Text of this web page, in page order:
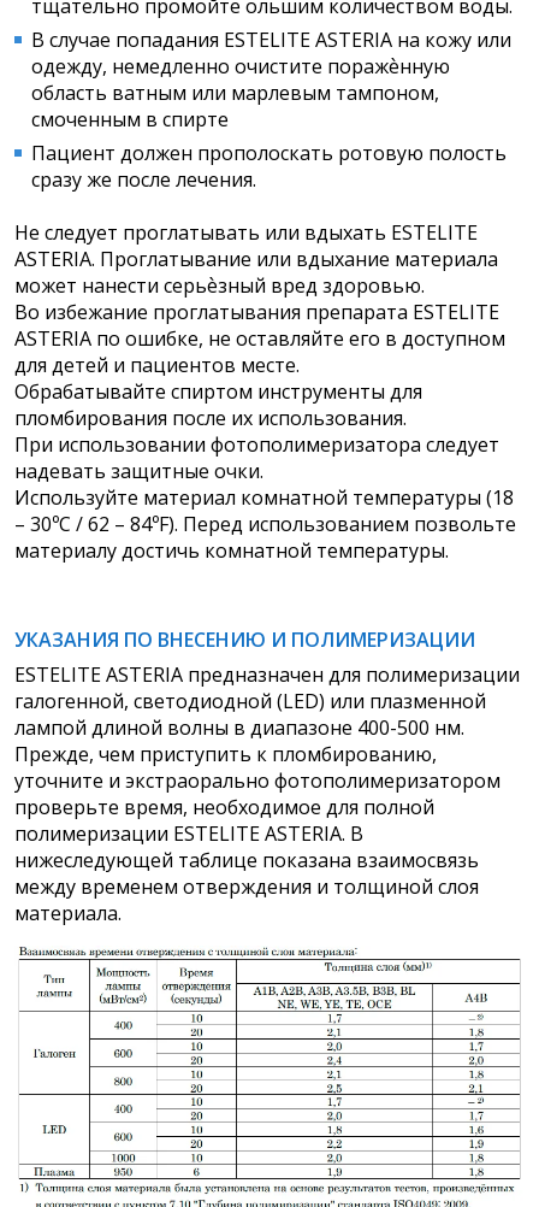
тщательно промойте ольшим количеством воды.
В случае попадания ESTELITE ASTERIA на кожу или
одежду, немедленно очистите поражѐнную
область ватным или марлевым тампоном,
смоченным в спирте
Пациент должен прополоскать ротовую полость
сразу же после лечения.
Не следует проглатывать или вдыхать ESTELITE
ASTERIA. Проглатывание или вдыхание материала
может нанести серьѐзный вред здоровью.
Во избежание проглатывания препарата ESTELITE
ASTERIA по ошибке, не оставляйте его в доступном
для детей и пациентов месте.
Обрабатывайте спиртом инструменты для
пломбирования после их использования.
При использовании фотополимеризатора следует
надевать защитные очки.
Используйте материал комнатной температуры (18
– 30ºC / 62 – 84ºF). Перед использованием позвольте
материалу достичь комнатной температуры.
УКАЗАНИЯ ПО ВНЕСЕНИЮ И ПОЛИМЕРИЗАЦИИ
ESTELITE ASTERIA предназначен для полимеризации
галогенной, светодиодной (LED) или плазменной
лампой длиной волны в диапазоне 400-500 нм.
Прежде, чем приступить к пломбированию,
уточните и экстраорально фотополимеризатором
проверьте время, необходимое для полной
полимеризации ESTELITE ASTERIA. В
нижеследующей таблице показана взаимосвязь
между временем отверждения и толщиной слоя
материала.